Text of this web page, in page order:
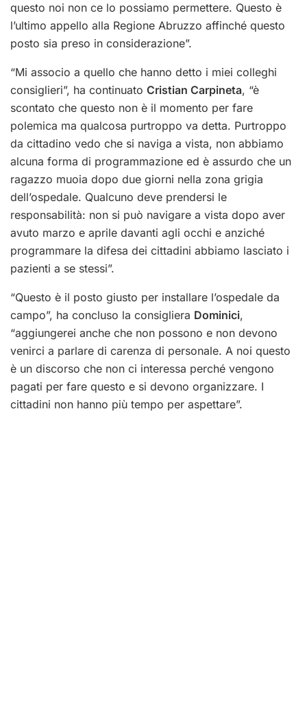
questo noi non ce lo possiamo permettere. Questo è
l’ultimo appello alla Regione Abruzzo affinché questo
posto sia preso in considerazione”.
“Mi associo a quello che hanno detto i miei colleghi
consiglieri”, ha continuato Cristian Carpineta, “è
scontato che questo non è il momento per fare
polemica ma qualcosa purtroppo va detta. Purtroppo
da cittadino vedo che si naviga a vista, non abbiamo
alcuna forma di programmazione ed è assurdo che un
ragazzo muoia dopo due giorni nella zona grigia
dell’ospedale. Qualcuno deve prendersi le
responsabilità: non si può navigare a vista dopo aver
avuto marzo e aprile davanti agli occhi e anziché
programmare la difesa dei cittadini abbiamo lasciato i
pazienti a se stessi”.
“Questo è il posto giusto per installare l’ospedale da
campo”, ha concluso la consigliera Dominici,
“aggiungerei anche che non possono e non devono
venirci a parlare di carenza di personale. A noi questo
è un discorso che non ci interessa perché vengono
pagati per fare questo e si devono organizzare. I
cittadini non hanno più tempo per aspettare”.